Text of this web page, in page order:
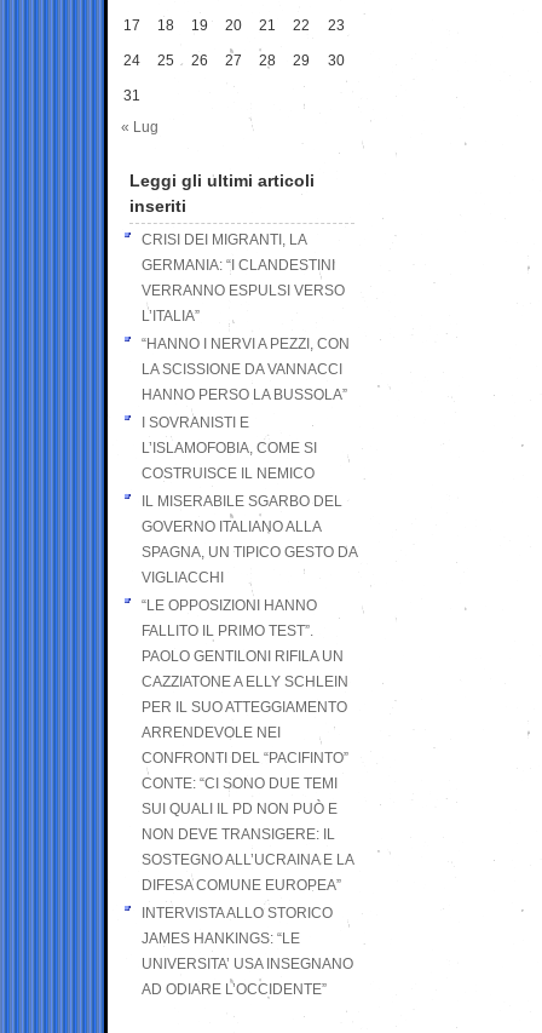
17 18 19 20 21 22 23
24 25 26 27 28 29 30
31
« Lug
Leggi gli ultimi articoli
inseriti
CRISI DEI MIGRANTI, LA
GERMANIA: “I CLANDESTINI
VERRANNO ESPULSI VERSO
L’ITALIA”
“HANNO I NERVI A PEZZI, CON
LA SCISSIONE DA VANNACCI
HANNO PERSO LA BUSSOLA”
I SOVRANISTI E
L’ISLAMOFOBIA, COME SI
COSTRUISCE IL NEMICO
IL MISERABILE SGARBO DEL
GOVERNO ITALIANO ALLA
SPAGNA, UN TIPICO GESTO DA
VIGLIACCHI
“LE OPPOSIZIONI HANNO
FALLITO IL PRIMO TEST”.
PAOLO GENTILONI RIFILA UN
CAZZIATONE A ELLY SCHLEIN
PER IL SUO ATTEGGIAMENTO
ARRENDEVOLE NEI
CONFRONTI DEL “PACIFINTO”
CONTE: “CI SONO DUE TEMI
SUI QUALI IL PD NON PUÒ E
NON DEVE TRANSIGERE: IL
SOSTEGNO ALL’UCRAINA E LA
DIFESA COMUNE EUROPEA”
INTERVISTA ALLO STORICO
JAMES HANKINGS: “LE
UNIVERSITA’ USA INSEGNANO
AD ODIARE L’OCCIDENTE”